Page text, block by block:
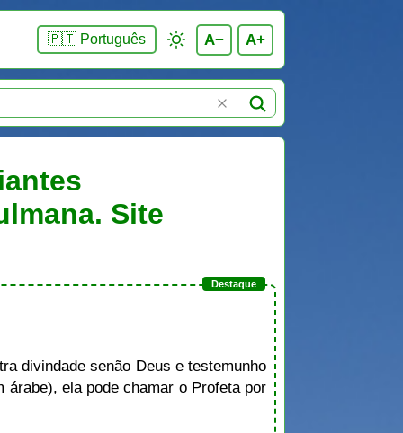
🇵🇹 Português A− A+
Site
divindade senão Deus e testemunho
árabe), ela pode chamar o Profeta por